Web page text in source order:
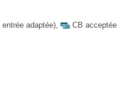
entrée adaptée), CB acceptée